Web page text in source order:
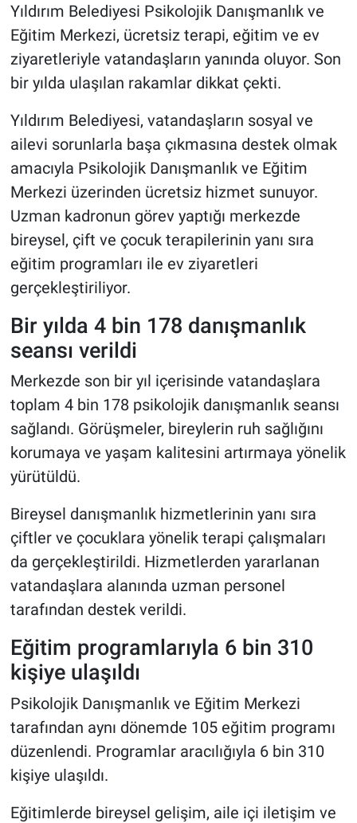
Yıldırım Belediyesi Psikolojik Danışmanlık ve
Eğitim Merkezi, ücretsiz terapi, eğitim ve ev
ziyaretleriyle vatandaşların yanında oluyor. Son
bir yılda ulaşılan rakamlar dikkat çekti.
Yıldırım Belediyesi, vatandaşların sosyal ve
ailevi sorunlarla başa çıkmasına destek olmak
amacıyla Psikolojik Danışmanlık ve Eğitim
Merkezi üzerinden ücretsiz hizmet sunuyor.
Uzman kadronun görev yaptığı merkezde
bireysel, çift ve çocuk terapilerinin yanı sıra
eğitim programları ile ev ziyaretleri
gerçekleştiriliyor.
Bir yılda 4 bin 178 danışmanlık
seansı verildi
Merkezde son bir yıl içerisinde vatandaşlara
toplam 4 bin 178 psikolojik danışmanlık seansı
sağlandı. Görüşmeler, bireylerin ruh sağlığını
korumaya ve yaşam kalitesini artırmaya yönelik
yürütüldü.
Bireysel danışmanlık hizmetlerinin yanı sıra
çiftler ve çocuklara yönelik terapi çalışmaları
da gerçekleştirildi. Hizmetlerden yararlanan
vatandaşlara alanında uzman personel
tarafından destek verildi.
Eğitim programlarıyla 6 bin 310
kişiye ulaşıldı
Psikolojik Danışmanlık ve Eğitim Merkezi
tarafından aynı dönemde 105 eğitim programı
düzenlendi. Programlar aracılığıyla 6 bin 310
kişiye ulaşıldı.
Eğitimlerde bireysel gelişim, aile içi iletişim ve